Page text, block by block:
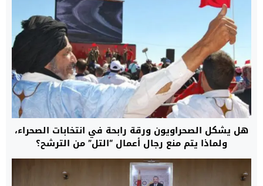
هل يشكل الصحراويون ورقة رابحة في انتخابات الصحراء،
ولماذا يتم منع رجال أعمال “التل” من الترشح؟